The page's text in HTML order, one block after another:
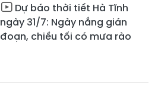
Dự báo thời tiết Hà Tĩnh
ngày 31/7: Ngày nắng gián
đoạn, chiều tối có mưa rào